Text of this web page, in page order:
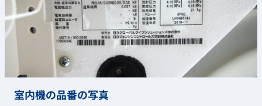
室内機の品番の写真